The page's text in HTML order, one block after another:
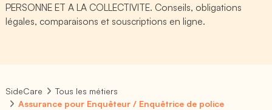
PERSONNE ET A LA COLLECTIVITE. Conseils, obligations
légales, comparaisons et souscriptions en ligne.
SideCare
Tous les métiers
Assurance pour Enquêteur / Enquêtrice de police